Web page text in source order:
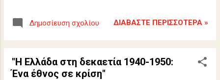
Δημοσίευση σχολίου ΔΙΑΒΆΣΤΕ ΠΕΡΙΣΣΌΤΕΡΑ »
"Η Ελλάδα στη δεκαετία 1940-1950:
Ένα έθνος σε κρίση"